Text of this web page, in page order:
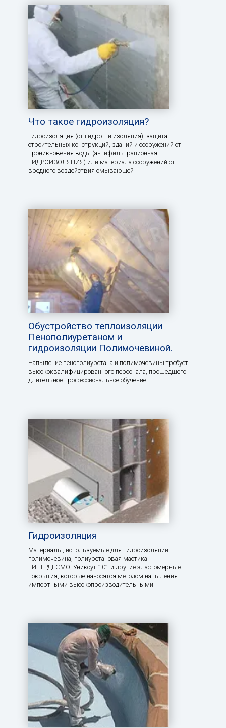
Что такое гидроизоляция?
Гидроизоляция (от гидро... и изоляция), защита
строительных конструкций, зданий и сооружений от
проникновения воды (антифильтрационная
ГИДРОИЗОЛЯЦИЯ) или материала сооружений от
вредного воздействия омывающей
Обустройство теплоизоляции
Пенополиуретаном и
гидроизоляции Полимочевиной.
Напыление пенополиуретана и полимочевины требует
высококвалифицированного персонала, прошедшего
длительное профессиональное обучение.
Гидроизоляция
Материалы, используемые для гидроизоляции:
полимочевина, полиуретановая мастика
ГИПЕРДЕСМО, Уникоут-101 и другие эластомерные
покрытия, которые наносятся методом напыления
импортными высокопроизводительными